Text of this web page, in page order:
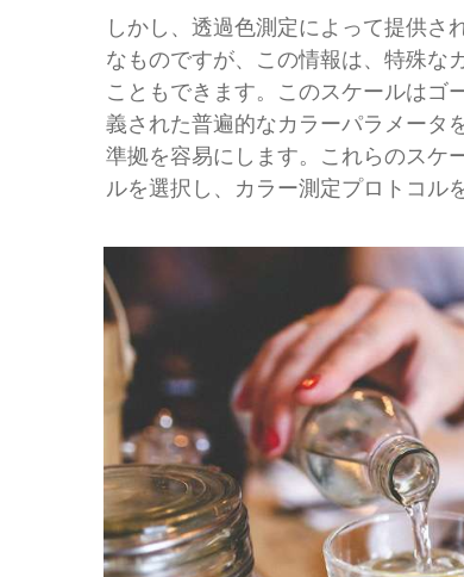
しかし、透過色測定によって提供
なものですが、この情報は、特殊な
こともできます。このスケールはゴ
義された普遍的なカラーパラメータ
準拠を容易にします。これらのスケ
ルを選択し、カラー測定プロトコル